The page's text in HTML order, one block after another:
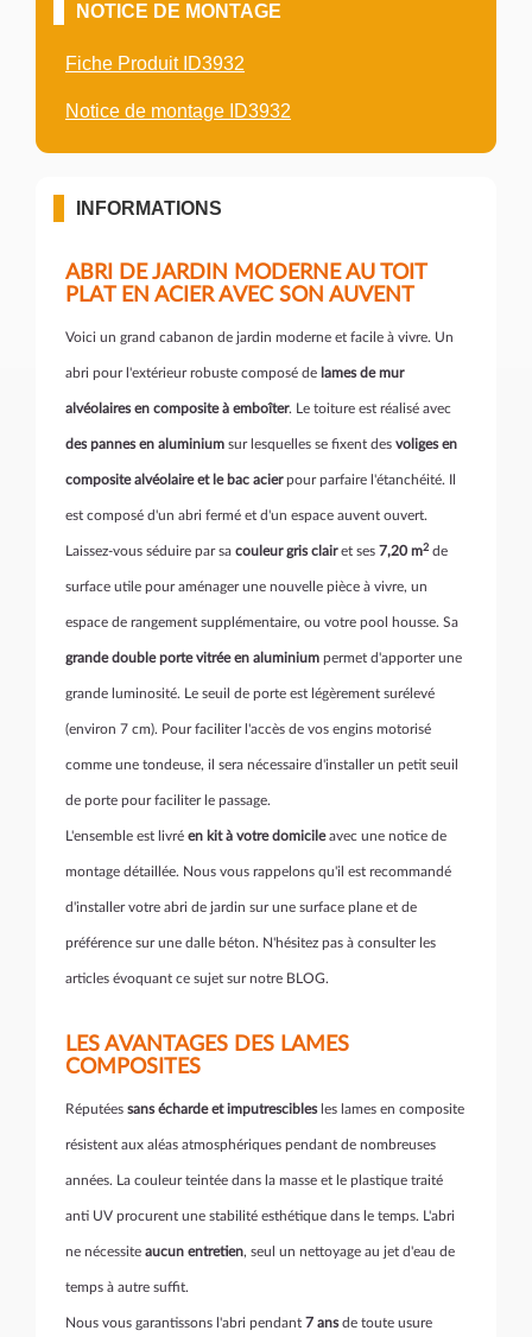
NOTICE DE MONTAGE
Fiche Produit ID3932
Notice de montage ID3932
INFORMATIONS
ABRI DE JARDIN MODERNE AU TOIT
PLAT EN ACIER AVEC SON AUVENT
Voici un grand cabanon de jardin moderne et facile à vivre. Un
abri pour l'extérieur robuste composé de lames de mur
alvéolaires en composite à emboîter. Le toiture est réalisé avec
des pannes en aluminium sur lesquelles se fixent des voliges en
composite alvéolaire et le bac acierpour parfaire l'étanchéité. Il
est composé d'un abri fermé et d'un espace auvent ouvert.
Laissez-vous séduire par sa couleur gris clairet ses 7,20 m2 de
surface utile pour aménager une nouvelle pièce à vivre, un
espace de rangement supplémentaire, ou votre pool housse. Sa
grande double porte vitrée en aluminium permet d'apporter une
grande luminosité. Le seuil de porte est légèrement surélevé
(environ 7 cm). Pour faciliter l'accès de vos engins motorisé
comme une tondeuse, il sera nécessaire d'installer un petit seuil
de porte pour faciliter le passage.
L'ensemble est livré en kit à votre domicileavec une notice de
montage détaillée. Nous vous rappelons qu'il est recommandé
d'installer votre abri de jardin sur une surface plane et de
préférence sur une dalle béton. N'hésitez pas à consulter les
articles évoquant ce sujet sur notre BLOG.
LES AVANTAGES DES LAMES
COMPOSITES
Réputées sans écharde et imputresciblesles lames en composite
résistent aux aléas atmosphériques pendant de nombreuses
années. La couleur teintée dans la masse et le plastique traité
anti UV procurent une stabilité esthétique dans le temps. L'abri
ne nécessite aucun entretien, seul un nettoyage au jet d'eau de
temps à autre suffit.
Nous vous garantissons l'abri pendant 7 ansde toute usure